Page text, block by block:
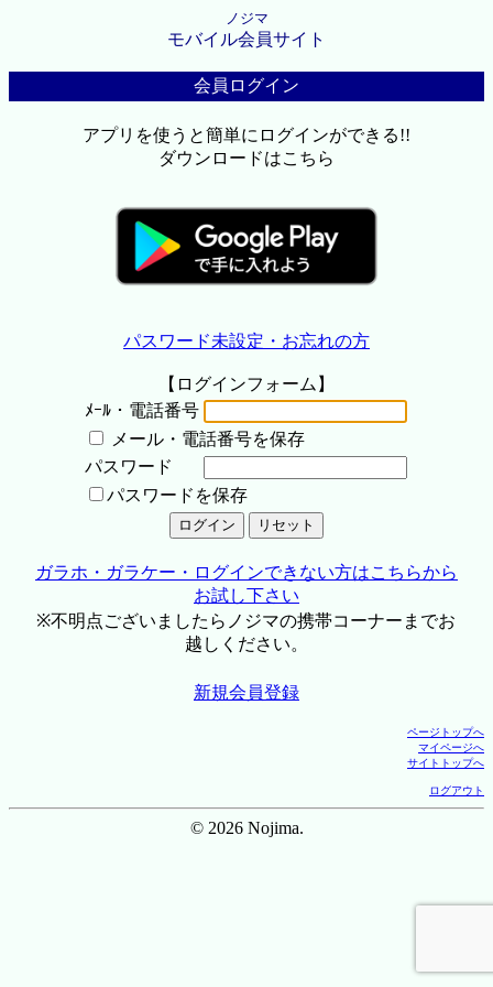
ノジマ
モバイル会員サイト
会員ログイン
アプリを使うと簡単にログインができる!!
ダウンロードはこちら
パスワード未設定・お忘れの方
【ログインフォーム】
ﾒｰﾙ・電話番号
メール・電話番号を保存
パスワード
パスワードを保存
ガラホ・ガラケー・ログインできない方はこちらから
お試し下さい
※不明点ございましたらノジマの携帯コーナーまでお
越しください。
新規会員登録
ページトップへ
マイページへ
サイトトップへ
ログアウト
© 2026 Nojima.